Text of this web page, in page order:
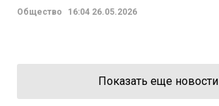
Общество 16:04 26.05.2026
Показать еще новости